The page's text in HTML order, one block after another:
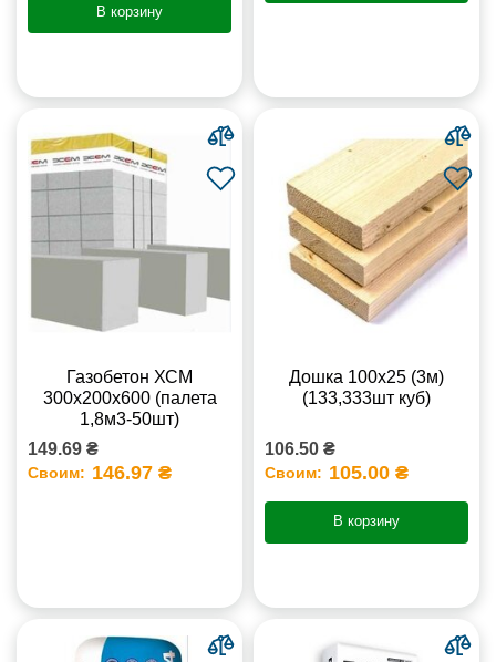
В корзину
Газобетон ХСМ
300x200x600 (палета
1,8м3-50шт)
149.69 ₴
Своим: 146.97 ₴
Дошка 100х25 (3м)
(133,333шт куб)
106.50 ₴
Своим: 105.00 ₴
В корзину